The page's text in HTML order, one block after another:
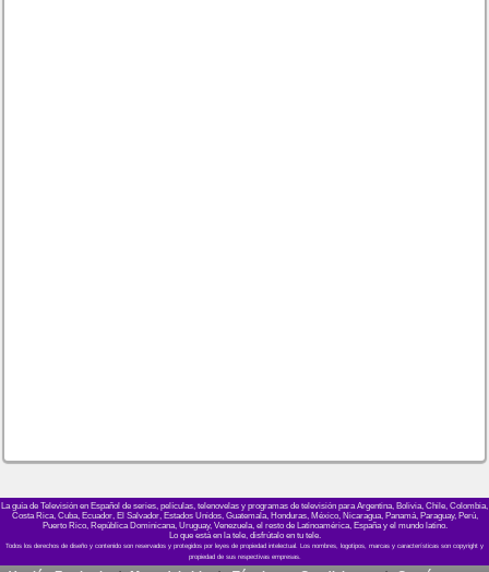
La guía de Televisión en Español de series, películas, telenovelas y programas de televisión para Argentina, Bolivia, Chile, Colombia,
Costa Rica, Cuba, Ecuador, El Salvador, Estados Unidos, Guatemala, Honduras, México, Nicaragua, Panamá, Paraguay, Perú,
Puerto Rico, República Dominicana, Uruguay, Venezuela, el resto de Latinoamérica, España y el mundo latino.
Lo que está en la tele, disfrútalo en tu tele.